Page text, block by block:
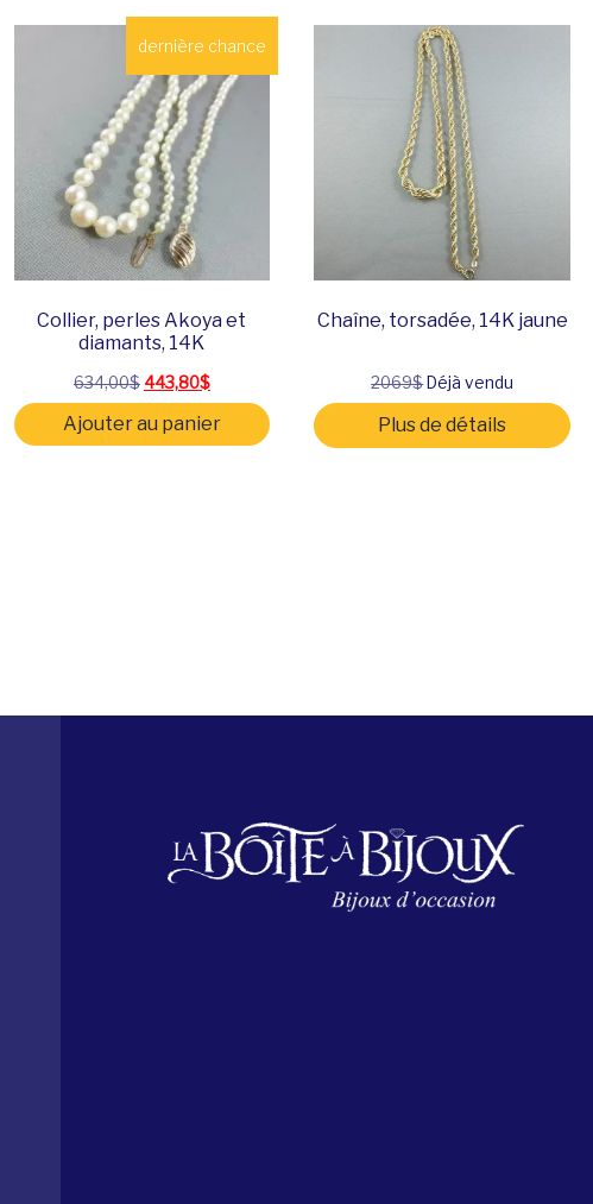
dernière chance
Collier, perles Akoya et
diamants, 14K
634,00$ Le prix initial était : 634,00$.
443,80$Le prix actuel est : 443,80$.
Ajouter au panier
Chaîne, torsadée, 14K jaune
2069$Déjà vendu
Plus de détails